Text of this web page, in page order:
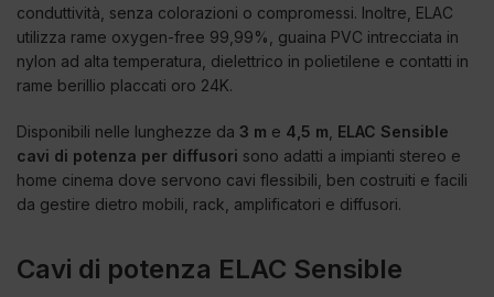
conduttività, senza colorazioni o compromessi. Inoltre, ELAC
utilizza rame oxygen-free 99,99%, guaina PVC intrecciata in
nylon ad alta temperatura, dielettrico in polietilene e contatti in
rame berillio placcati oro 24K.
Disponibili nelle lunghezze da 3 m e 4,5 m ELAC Sensible
cavi di potenza per diffusori sono adatti a impianti stereo e
home cinema dove servono cavi flessibili, ben costruiti e facili
da gestire dietro mobili, rack, amplificatori e diffusori.
Cavi di potenza ELAC Sensible